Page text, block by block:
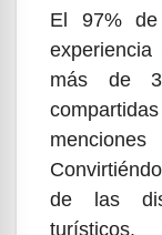
El 97% de
más de
de las
turísticos.